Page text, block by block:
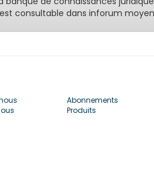
consultable dans inforum
Abonnements
Produits